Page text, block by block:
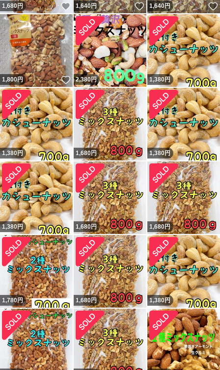
1,680円 いいね！
1,640円 いいね！
1,640円
1,800円 いいね！
2,380円 1,380円
1,380円 1,680円 1,380円
1,380円 1,680円 1,680円
1,780円 1,680円 1,380円